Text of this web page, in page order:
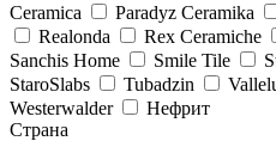
Ceramica
Paradyz Сeramika
Realonda
Rex Ceramiche
Sanchis Home
Smile Tile
StaroSlabs
Tubadzin
Westerwalder
Нефрит
Страна